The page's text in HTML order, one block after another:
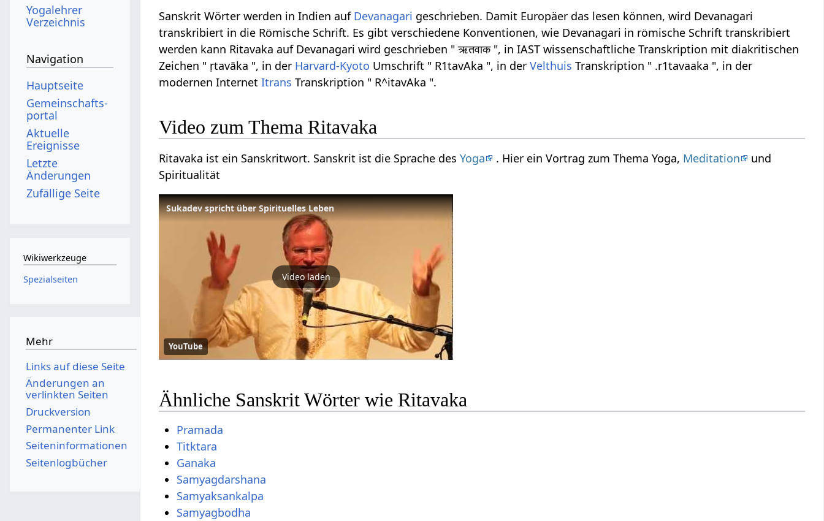
Sanskrit Wörter werden in Indien auf Devanagari geschrieben. Damit Europäer das lesen können, wird Devanagari
transkribiert in die Römische Schrift. Es gibt verschiedene Konventionen, wie Devanagari in römische Schrift transkribiert
werden kann Ritavaka auf Devanagari wird geschrieben " ऋतवाक ", in IAST wissenschaftliche Transkription mit diakritischen
Zeichen " ṛtavāka ", in der Harvard-Kyoto Umschrift " R1tavAka ", in derVelthuis Transkription " .r1tavaaka ", in der
modernen InternetItrans Transkription " R^itavAka ".
Video zum Thema Ritavaka
Ritavaka ist ein Sanskritwort. Sanskrit ist die Sprache desYoga . Hier ein Vortrag zum Thema Yoga, Meditation
und
Spiritualität
Sukadev spricht über Spirituelles Leben
Video laden
YouTube
Ähnliche Sanskrit Wörter wie Ritavaka
Pramada
Titktara
Ganaka
Samyagdarshana
Samyaksankalpa
Samyagbodha
Yogalehrer
Verzeichnis
Navigation
Hauptseite
Gemeinschafts­
portal
Aktuelle
Ereignisse
Letzte
Änderungen
Zufällige Seite
Wikiwerkzeuge
Spezialseiten
Mehr
Links auf diese Seite
Änderungen an
verlinkten Seiten
Druckversion
Permanenter Link
Seiten­­informationen
Seitenlogbücher